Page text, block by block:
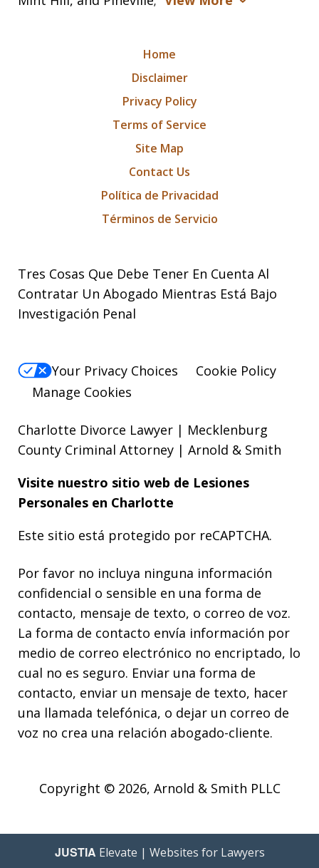
Home
Disclaimer
Privacy Policy
Terms of Service
Site Map
Contact Us
Política de Privacidad
Términos de Servicio
Tres Cosas Que Debe Tener En Cuenta Al
Contratar Un Abogado Mientras Está Bajo
Investigación Penal
Your Privacy Choices
Cookie Policy
Manage Cookies
Charlotte Divorce Lawyer | Mecklenburg
County Criminal Attorney | Arnold & Smith
Visite nuestro sitio web de Lesiones
Personales en Charlotte
Este sitio está protegido por reCAPTCHA.
Por favor no incluya ninguna información
confidencial o sensible en una forma de
contacto, mensaje de texto, o correo de voz.
La forma de contacto envía información por
medio de correo electrónico no encriptado, lo
cual no es seguro. Enviar una forma de
contacto, enviar un mensaje de texto, hacer
una llamada telefónica, o dejar un correo de
voz no crea una relación abogado-cliente.
Copyright © 2026, Arnold & Smith PLLC
JUSTIA Elevate | Websites for Lawyers